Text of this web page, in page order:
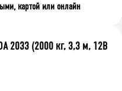
картой или онлайн
2033 (2000 кг, 3,3 м, 12В